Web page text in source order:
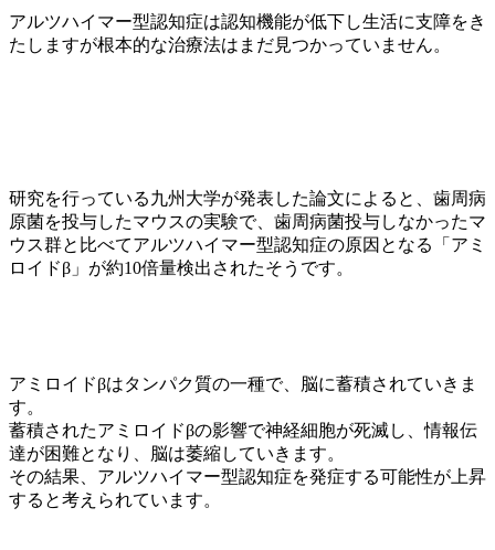
アルツハイマー型認知症は認知機能が低下し生活に支障をき
たしますが根本的な治療法はまだ見つかっていません。
研究を行っている九州大学が発表した論文によると、歯周病
原菌を投与したマウスの実験で、歯周病菌投与しなかったマ
ウス群と比べてアルツハイマー型認知症の原因となる「アミ
ロイドβ」が約10倍量検出されたそうです。
アミロイドβはタンパク質の一種で、脳に蓄積されていきま
す。
蓄積されたアミロイドβの影響で神経細胞が死滅し、情報伝
達が困難となり、脳は萎縮していきます。
その結果、アルツハイマー型認知症を発症する可能性が上昇
すると考えられています。